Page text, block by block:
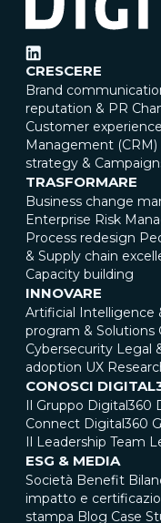
CRESCERE
Brand
reputation & PR
Customer experience
Management (CRM)
strategy &
TRASFORMARE
Business change
Enterprise Risk
Process redesign
& Supply chain
Capacity building
INNOVARE
Artificial Intelligence
program & Solutions
Cybersecurity Legal
adoption UX
CONOSCI
Il Gruppo Digital360
Connect Digital360
Il Leadership Team
ESG & MEDIA
Società Benefit
impatto e
stampa Blog Case